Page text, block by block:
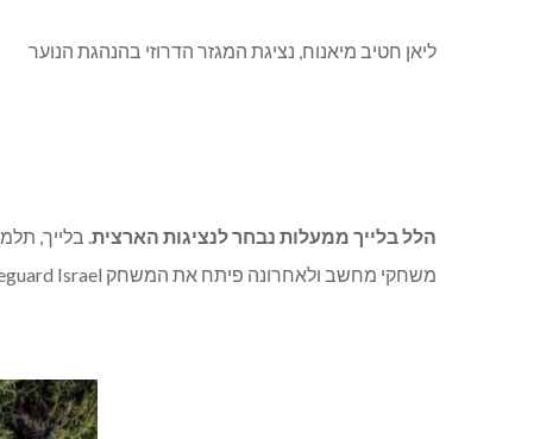
ליאן חטיב מיאנוח, נציגת המגזר הדרוזי בהנהגת הנוער
הלל בלייך ממעלות נבחר לנציגות הארצית. בלייך,
משחקי מחשב ולאחרונה פיתח את המשחק Safeguard Israel.